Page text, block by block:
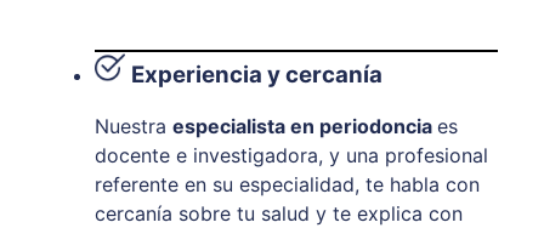
Experiencia y cercanía
Nuestra especialista en periodoncia es
docente e investigadora, y una profesional
referente en su especialidad, te habla con
cercanía sobre tu salud y te explica con